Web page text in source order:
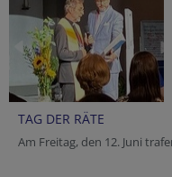
TAG DER RÄTE
Am Freitag, den 12. Juni